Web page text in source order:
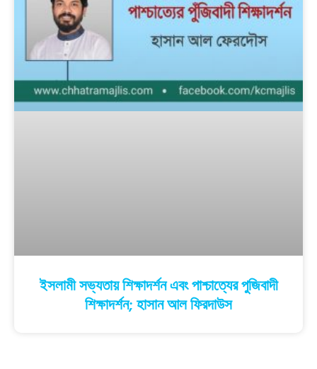
ইসলামী সভ্যতায় শিক্ষাদর্শন এবং পাশ্চাত্যের পুজিবাদী
শিক্ষাদর্শন; হাসান আল ফিরদাউস